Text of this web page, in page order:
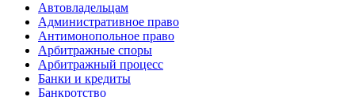
Автовладельцам
Административное право
Антимонопольное право
Арбитражные споры
Арбитражный процесс
Банки и кредиты
Банкротство